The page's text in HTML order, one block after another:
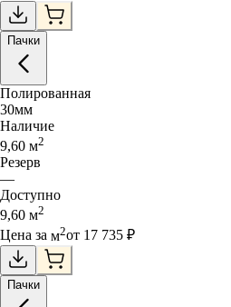
Пачки
Полированная
30мм
Наличие
9,60 м2
Резерв
—
Доступно
9,60 м2
Цена за м2от 17 735 ₽
Пачки